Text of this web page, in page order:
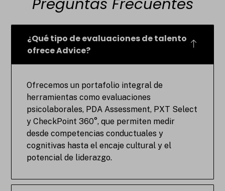
¿Qué tipo de evaluaciones de talento
ofrece Advice?
Ofrecemos un portafolio integral de
herramientas como evaluaciones
psicolaborales, PDA Assessment, PXT Select
y CheckPoint 360°, que permiten medir
desde competencias conductuales y
cognitivas hasta el encaje cultural y el
potencial de liderazgo.